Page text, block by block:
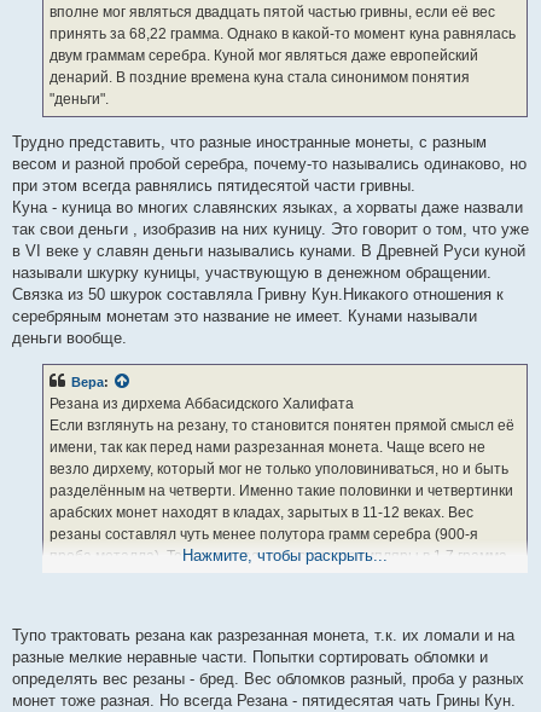
вполне мог являться двадцать пятой частью гривны, если её вес
принять за 68,22 грамма. Однако в какой-то момент куна равнялась
двум граммам серебра. Куной мог являться даже европейский
денарий. В поздние времена куна стала синонимом понятия
"деньги".
Трудно представить, что разные иностранные монеты, с разным
весом и разной пробой серебра, почему-то назывались одинаково, но
при этом всегда равнялись пятидесятой части гривны.
Куна - куница во многих славянских языках, а хорваты даже назвали
так свои деньги , изобразив на них куницу. Это говорит о том, что уже
в VI веке у славян деньги назывались кунами. В Древней Руси куной
называли шкурку куницы, участвующую в денежном обращении.
Связка из 50 шкурок составляла Гривну Кун.Никакого отношения к
серебряным монетам это название не имеет. Кунами называли
деньги вообще.
Вера:
Резана из дирхема Аббасидского Халифата
Если взглянуть на резану, то становится понятен прямой смысл её
имени, так как перед нами разрезанная монета. Чаще всего не
везло дирхему, который мог не только уполовиниваться, но и быть
разделённым на четверти. Именно такие половинки и четвертинки
арабских монет находят в кладах, зарытых в 11-12 веках. Вес
резаны составлял чуть менее полутора грамм серебра (900-я
проба металла). Тем не менее, известны экземпляры в 1,7 грамма,
прообраз московской денги, вес которой составлял 1,02 грамма, и
которая начала чеканиться в конце 15-го века при Дмитрии
Донском.
Нажмите, чтобы раскрыть...
Тупо трактовать резана как разрезанная монета, т.к. их ломали и на
разные мелкие неравные части. Попытки сортировать обломки и
определять вес резаны - бред. Вес обломков разный, проба у разных
монет тоже разная. Но всегда Резана - пятидесятая чать Грины Кун.